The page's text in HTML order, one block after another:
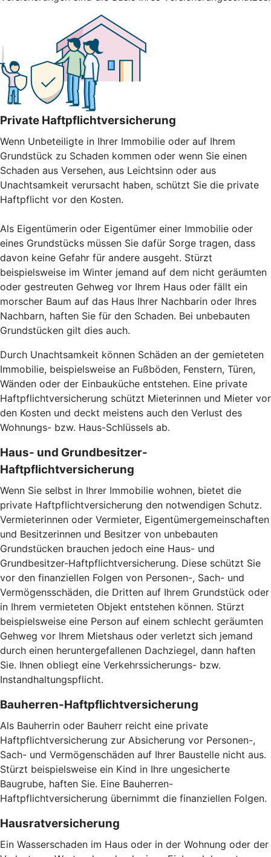
Private Haftpflichtversicherung
Wenn Unbeteiligte in Ihrer Immobilie oder auf Ihrem
Grundstück zu Schaden kommen oder wenn Sie einen
Schaden aus Versehen, aus Leichtsinn oder aus
Unachtsamkeit verursacht haben, schützt Sie die private
Haftpflicht vor den Kosten.
Als Eigentümerin oder Eigentümer einer Immobilie oder
eines Grundstücks müssen Sie dafür Sorge tragen, dass
davon keine Gefahr für andere ausgeht. Stürzt
beispielsweise im Winter jemand auf dem nicht geräumten
oder gestreuten Gehweg vor Ihrem Haus oder fällt ein
morscher Baum auf das Haus Ihrer Nachbarin oder Ihres
Nachbarn, haften Sie für den Schaden. Bei unbebauten
Grundstücken gilt dies auch.
Durch Unachtsamkeit können Schäden an der gemieteten
Immobilie, beispielsweise an Fußböden, Fenstern, Türen,
Wänden oder der Einbauküche entstehen. Eine private
Haftpflichtversicherung schützt Mieterinnen und Mieter vor
den Kosten und deckt meistens auch den Verlust des
Wohnungs- bzw. Haus-Schlüssels ab.
Haus- und Grundbesitzer-
Haftpflichtversicherung
Wenn Sie selbst in Ihrer Immobilie wohnen, bietet die
private Haftpflichtversicherung den notwendigen Schutz.
Vermieterinnen oder Vermieter, Eigentümergemeinschaften
und Besitzerinnen und Besitzer von unbebauten
Grundstücken brauchen jedoch eine Haus- und
Grundbesitzer-Haftpflichtversicherung. Diese schützt Sie
vor den finanziellen Folgen von Personen-, Sach- und
Vermögensschäden, die Dritten auf Ihrem Grundstück oder
in Ihrem vermieteten Objekt entstehen können. Stürzt
beispielsweise eine Person auf einem schlecht geräumten
Gehweg vor Ihrem Mietshaus oder verletzt sich jemand
durch einen heruntergefallenen Dachziegel, dann haften
Sie. Ihnen obliegt eine Verkehrssicherungs- bzw.
Instandhaltungspflicht.
Bauherren-Haftpflichtversicherung
Als Bauherrin oder Bauherr reicht eine private
Haftpflichtversicherung zur Absicherung vor Personen-,
Sach- und Vermögenschäden auf Ihrer Baustelle nicht aus.
Stürzt beispielsweise ein Kind in Ihre ungesicherte
Baugrube, haften Sie. Eine Bauherren-
Haftpflichtversicherung übernimmt die finanziellen Folgen.
Hausratversicherung
Ein Wasserschaden im Haus oder in der Wohnung oder der